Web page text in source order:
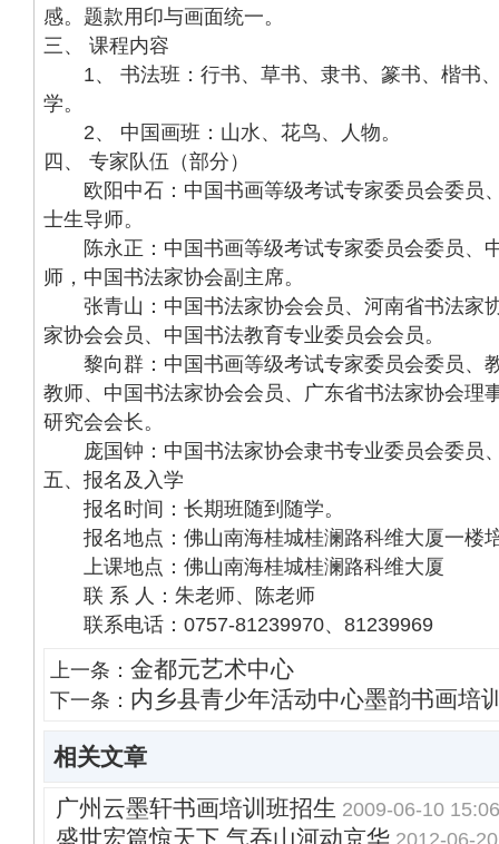
感。题款用印与画面统一。
三、 课程内容
1、 书法班：行书、草书、隶书、篆书、楷书
学。
2、 中国画班：山水、花鸟、人物。
四、 专家队伍（部分）
欧阳中石：中国书画等级考试专家委员会委员
士生导师。
陈永正：中国书画等级考试专家委员会委员、
师，中国书法家协会副主席。
张青山：中国书法家协会会员、河南省书法家
家协会会员、中国书法教育专业委员会会员。
黎向群：中国书画等级考试专家委员会委员、
教师、中国书法家协会会员、广东省书法家协会理
研究会会长。
庞国钟：中国书法家协会隶书专业委员会委员
五、报名及入学
报名时间：长期班随到随学。
报名地点：佛山南海桂城桂澜路科维大厦一楼
上课地点：佛山南海桂城桂澜路科维大厦
联 系 人：朱老师、陈老师
联系电话：0757-81239970、81239969
上一条： 金都元艺术中心
下一条： 内乡县青少年活动中心墨韵书画培
相关文章
广州云墨轩书画培训班招生 2009-06-10
盛世宏篇惊天下 气吞山河动京华 2012-06-